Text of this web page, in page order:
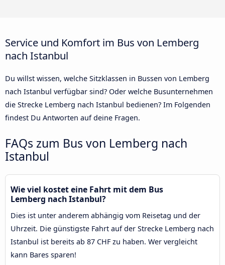
Service und Komfort im Bus von Lemberg
nach Istanbul
Du willst wissen, welche Sitzklassen in Bussen von Lemberg
nach Istanbul verfügbar sind? Oder welche Busunternehmen
die Strecke Lemberg nach Istanbul bedienen? Im Folgenden
findest Du Antworten auf deine Fragen.
FAQs zum Bus von Lemberg nach
Istanbul
Wie viel kostet eine Fahrt mit dem Bus
Lemberg nach Istanbul?
Dies ist unter anderem abhängig vom Reisetag und der
Uhrzeit. Die günstigste Fahrt auf der Strecke Lemberg nach
Istanbul ist bereits ab 87 CHF zu haben. Wer vergleicht
kann Bares sparen!